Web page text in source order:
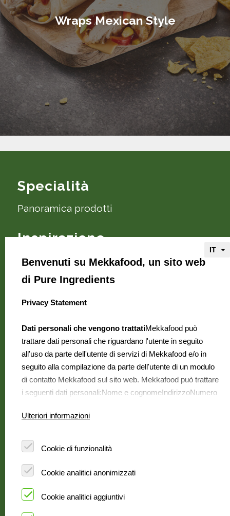
Wraps Mexican Style
Specialità
Panoramica prodotti
Inspirazione
Ricette e consigli
Informazioni su Mekkafood
Dove si possono trovare?
Contatti
Domande frequenti
Offerte di lavoro
Mekkafood
Ingredients brand
Benvenuti su Mekkafood, un sito web
di Pure Ingredients
select language
Privacy Statement
Dati personali che vengono trattatiMekkafood può
trattare dati personali che riguardano l'utente in seguito
all'uso da parte dell'utente di servizi di Mekkafood e/o in
seguito alla compilazione da parte dell'utente di un modulo
di contatto Mekkafood sul sito web. Mekkafood può trattare
i seguenti dati personali:Nome e cognomeIndirizzoNumero
ha bisogno di datiMekkafood tratta i dati personali degli
telefonicamente e/o nel caso in cui non siano raggiungibili,
può trattare i dati personali degli utenti per eseguire quanto
giuridico.Per quanto tempo Mekkafood conserva i
Ulteriori informazioni
Cookie di funzionalità
Cookie analitici anonimizzati
Cookie analitici aggiuntivi